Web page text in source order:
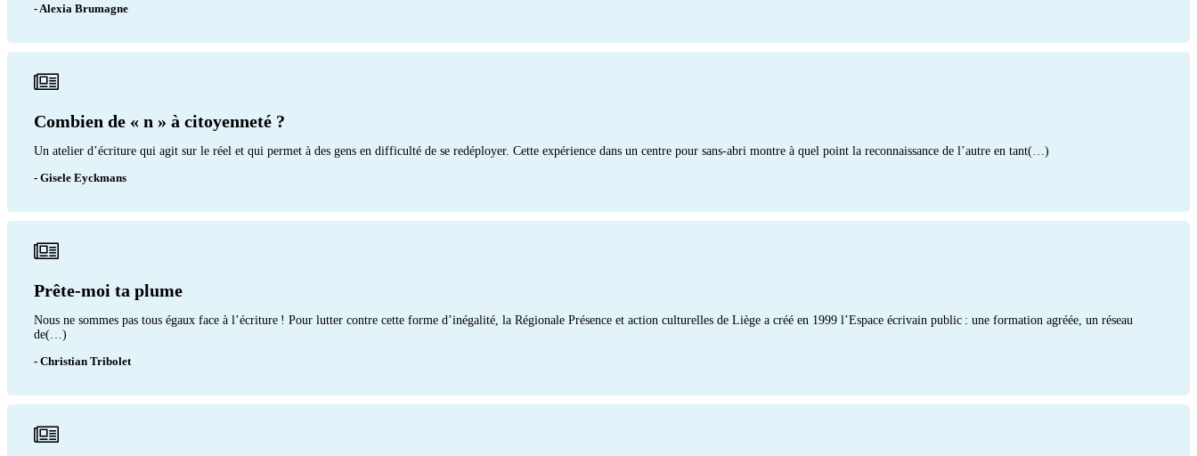
- Alexia Brumagne
Combien de « n » à citoyenneté ?
Un atelier d’écriture qui agit sur le réel et qui permet à des gens en difficulté de se redéployer. Cette expérience dans un centre pour sans-abri montre à quel point la reconnaissance de l’autre en tant(…)
- Gisele Eyckmans
Prête-moi ta plume
Nous ne sommes pas tous égaux face à l’écriture ! Pour lutter contre cette forme d’inégalité, la Régionale Présence et action culturelles de Liège a créé en 1999 l’Espace écrivain public : une formation agréée, un réseau
de(…)
- Christian Tribolet